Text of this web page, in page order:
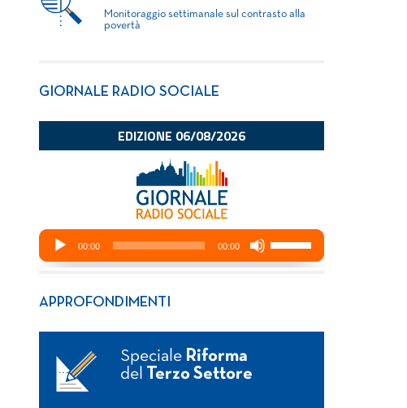
Monitoraggio settimanale sul contrasto alla
povertà
GIORNALE RADIO SOCIALE
APPROFONDIMENTI
Speciale Riforma
del
Terzo Settore